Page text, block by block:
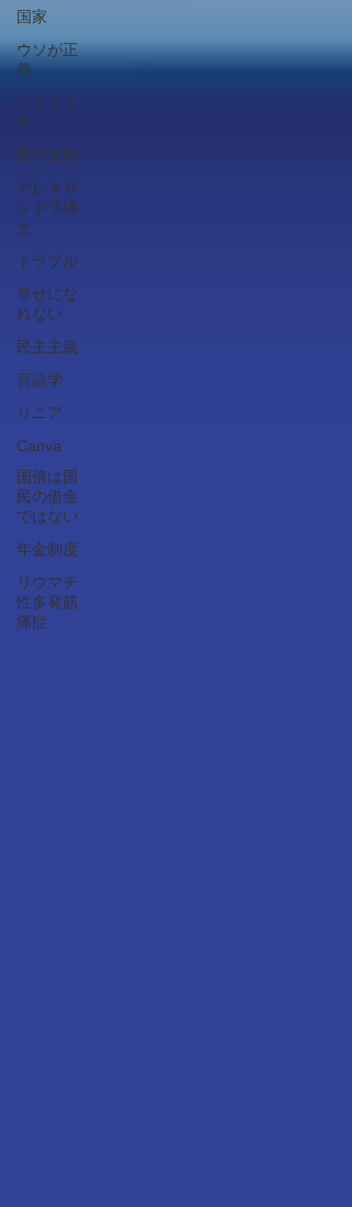
国家
ウソが正
義
ウクライ
ナ
西洋文明
アレキサ
ンドラ構
文
トラブル
幸せにな
れない
民主主義
言語学
リニア
Canva
国債は国
民の借金
ではない
年金制度
リウマチ
性多発筋
痛症